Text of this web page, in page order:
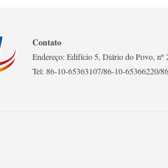
Contato
Endereço: Edifício 5, Diário do Povo,
Tel: 86-10-65363107/86-10-65366220/